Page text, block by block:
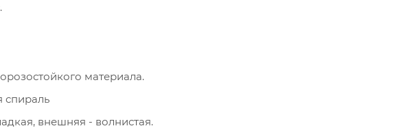
материала.
спираль
внешняя - волнистая.